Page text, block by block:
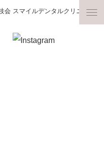
スマイルデンタルクリニック」